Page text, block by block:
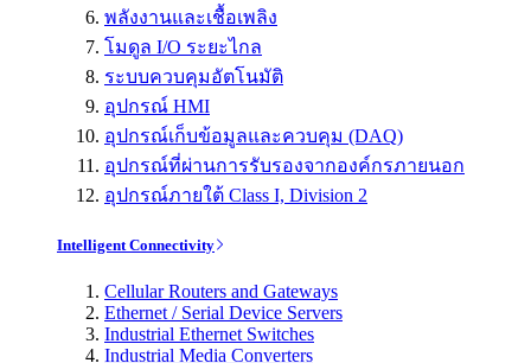
พลังงานและเชื้อเพลิง
โมดูล I/O ระยะไกล
ระบบควบคุมอัตโนมัติ
อุปกรณ์ HMI
อุปกรณ์เก็บข้อมูลและควบคุม (DAQ)
อุปกรณ์ที่ผ่านการรับรองจากองค์กรภายนอก
อุปกรณ์ภายใต้ Class I, Division 2
Intelligent Connectivity
Cellular Routers and Gateways
Ethernet / Serial Device Servers
Industrial Ethernet Switches
Industrial Media Converters